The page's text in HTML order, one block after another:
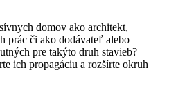
domov ako architekt,
prác či ako dodávateľ alebo
pre takýto druh stavieb?
ich propagáciu a rozšírte okruh